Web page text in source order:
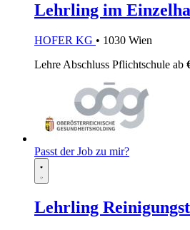
Lehrling im
HOFER KG • 1030 Wien
Lehre Abschluss Pflichtschule ab
Passt der Job zu mir?
Lehrling